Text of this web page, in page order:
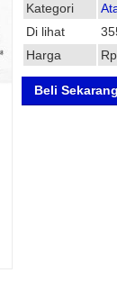
Kategori
Di lihat
Harga
Beli Sekarang